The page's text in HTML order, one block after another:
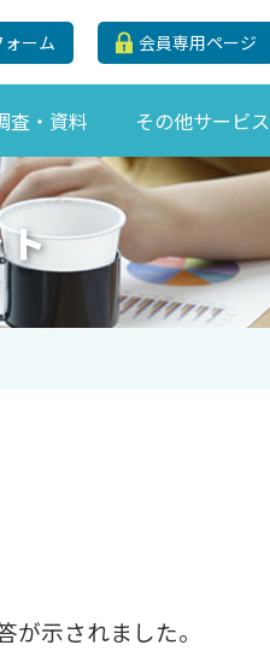
ーム 会員専用ページ
査・資料 その他サービス
示されました。